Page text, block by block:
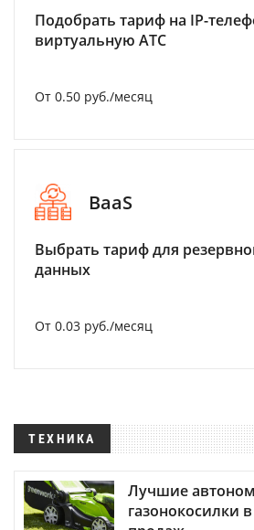
Подобрать тариф на IP-
виртуальную АТС
От 0.50 руб./месяц
BaaS
Выбрать тариф для
данных
От 0.03 руб./месяц
ТЕХНИКА
Лучшие
газонокосилки